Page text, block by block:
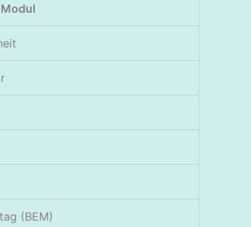
Modul
(BEM)